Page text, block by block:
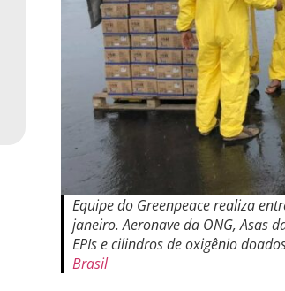
Equipe do Greenpeace realiza
janeiro. Aeronave da ONG, Asas
EPIs e cilindros de oxigênio
Brasil